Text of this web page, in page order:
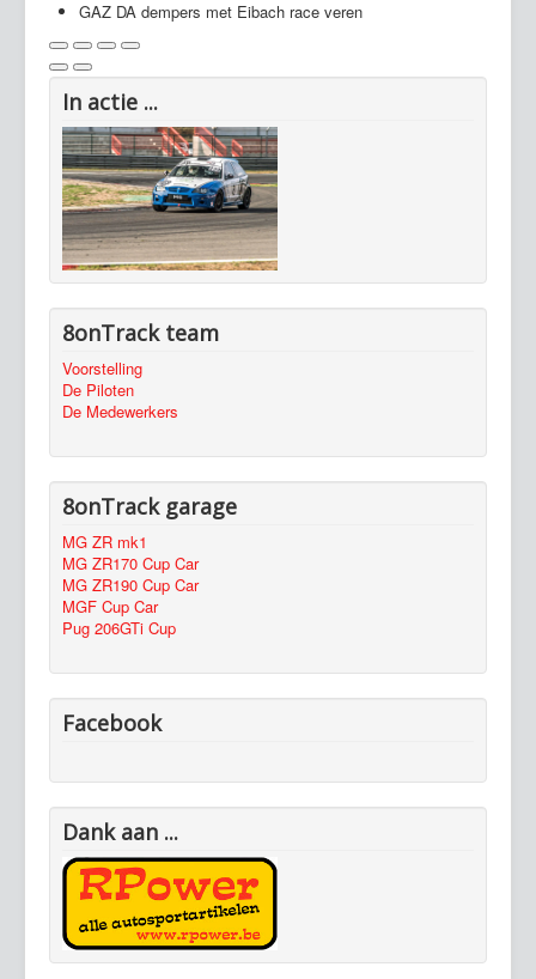
GAZ DA dempers met Eibach race veren
In actie ...
8onTrack team
Voorstelling
De Piloten
De Medewerkers
8onTrack garage
MG ZR mk1
MG ZR170 Cup Car
MG ZR190 Cup Car
MGF Cup Car
Pug 206GTi Cup
Facebook
Dank aan ...